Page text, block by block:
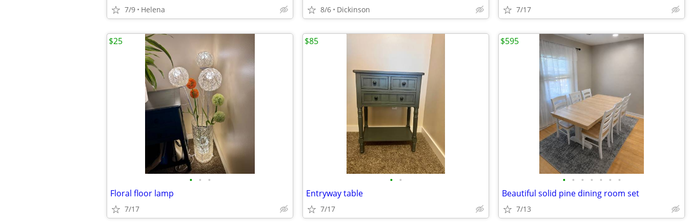
7/9 Helena 8/6 Dickinson 7/17
• • •
Floral floor lamp
7/17
$25
• •
Entryway table
7/17
$85
• • • • • • •
Beautiful solid pine dining room set
7/13
$595